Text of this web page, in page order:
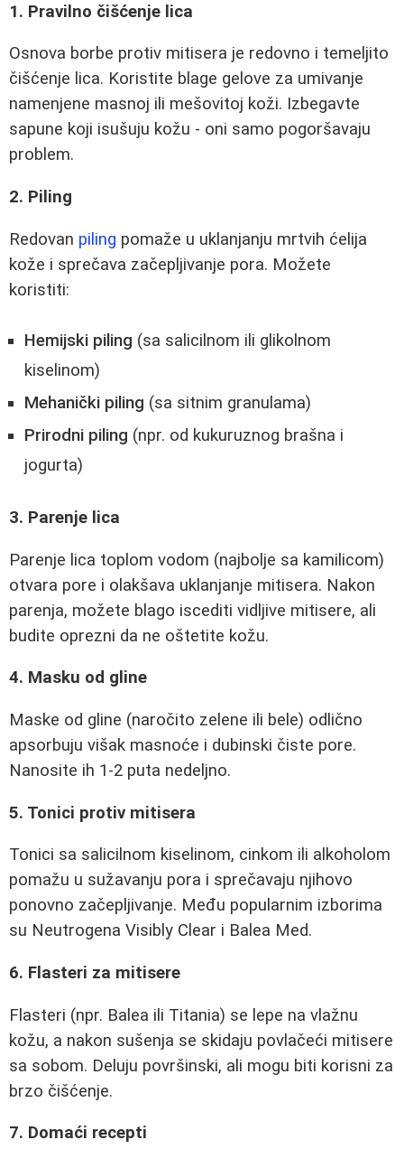
1. Pravilno čišćenje lica
Osnova borbe protiv mitisera je redovno i temeljito
čišćenje lica. Koristite blage gelove za umivanje
namenjene masnoj ili mešovitoj koži. Izbegavte
sapune koji isušuju kožu - oni samo pogoršavaju
problem.
2. Piling
Redovan piling pomaže u uklanjanju mrtvih ćelija
kože i sprečava začepljivanje pora. Možete
koristiti:
Hemijski piling (sa salicilnom ili glikolnom
kiselinom)
Mehanički piling (sa sitnim granulama)
Prirodni piling (npr. od kukuruznog brašna i
jogurta)
3. Parenje lica
Parenje lica toplom vodom (najbolje sa kamilicom)
otvara pore i olakšava uklanjanje mitisera. Nakon
parenja, možete blago iscediti vidljive mitisere, ali
budite oprezni da ne oštetite kožu.
4. Masku od gline
Maske od gline (naročito zelene ili bele) odlično
apsorbuju višak masnoće i dubinski čiste pore.
Nanosite ih 1-2 puta nedeljno.
5. Tonici protiv mitisera
Tonici sa salicilnom kiselinom, cinkom ili alkoholom
pomažu u sužavanju pora i sprečavaju njihovo
ponovno začepljivanje. Među popularnim izborima
su Neutrogena Visibly Clear i Balea Med.
6. Flasteri za mitisere
Flasteri (npr. Balea ili Titania) se lepe na vlažnu
kožu, a nakon sušenja se skidaju povlačeći mitisere
sa sobom. Deluju površinski, ali mogu biti korisni za
brzo čišćenje.
7. Domaći recepti